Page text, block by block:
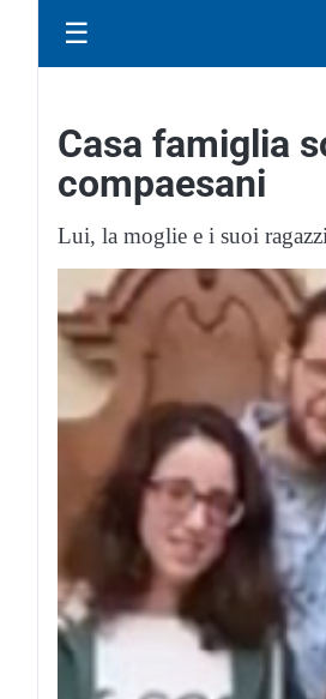
☰
Casa famiglia
compaesani
Lui, la moglie e i suoi